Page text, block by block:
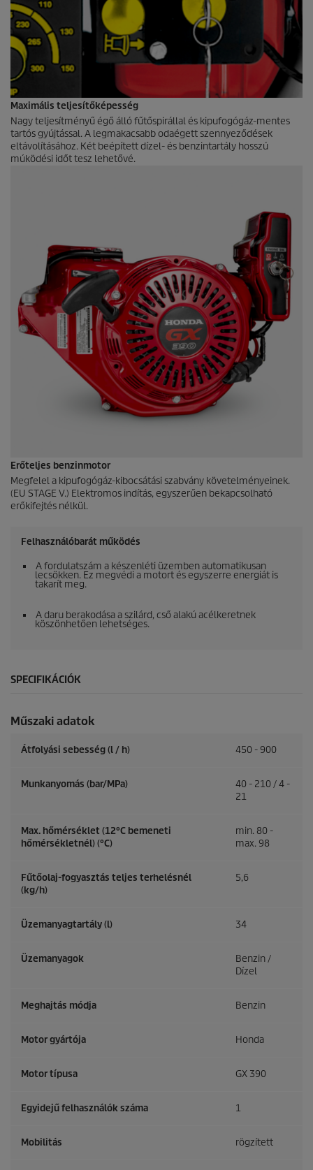
Maximális teljesítőképesség
Nagy teljesítményű égő álló fűtőspirállal és kipufogógáz-mentes
tartós gyújtással. A legmakacsabb odaégett szennyeződések
eltávolításához. Két beépített dízel- és benzintartály hosszú
múködési időt tesz lehetővé.
Erőteljes benzinmotor
Megfelel a kipufogógáz-kibocsátási szabvány követelményeinek.
(EU STAGE V.) Elektromos indítás, egyszerűen bekapcsolható
erőkifejtés nélkül.
Felhasználóbarát működés
A fordulatszám a készenléti üzemben automatikusan
lecsökken. Ez megvédi a motort és egyszerre energiát is
takarít meg.
A daru berakodása a szilárd, cső alakú acélkeretnek
köszönhetően lehetséges.
SPECIFIKÁCIÓK
Műszaki adatok
Átfolyási sebesség (l / h) 450 - 900
Munkanyomás (bar/MPa)
40 - 210 / 4 -
21
Max. hőmérséklet (12°C bemeneti
hőmérsékletnél) (°C)
min. 80 -
max. 98
Fűtőolaj-fogyasztás teljes terhelésnél
(kg/h)
5,6
Üzemanyagtartály (l) 34
Üzemanyagok
Benzin /
Dízel
Meghajtás módja Benzin
Motor gyártója Honda
Motor típusa GX 390
Egyidejű felhasználók száma 1
Mobilitás rögzített